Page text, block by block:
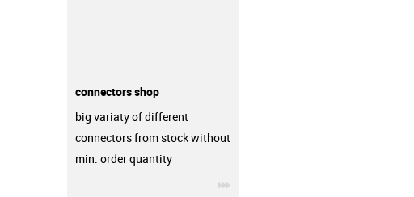
connectors shop
big variaty of different
connectors from stock without
min. order quantity